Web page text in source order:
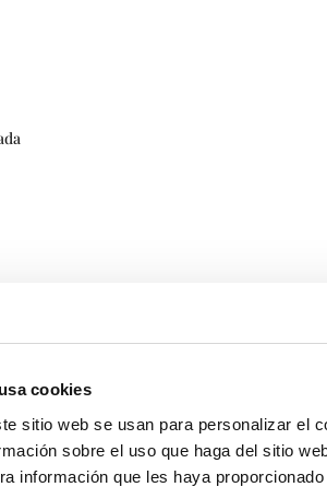
cookies
sitio web se usan para personalizar el
sobre el uso que haga del sitio
información que les haya